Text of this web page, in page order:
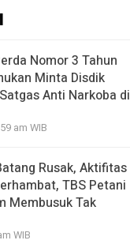
Nomor 3 Tahun
Minta Disdik
Anti Narkoba di
am WIB
Rusak, Aktifitas
TBS Petani
Membusuk Tak
WIB